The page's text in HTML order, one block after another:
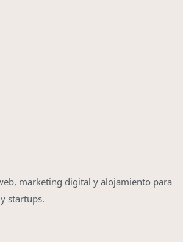
marketing digital y alojamiento para
startups.